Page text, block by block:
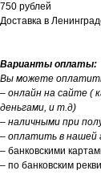
750 рублей
Доставка в
Варианты оплаты:
Вы можете
– онлайн на сайте (
деньгами, и т.д)
– наличными при
– оплатить в нашей
– банковскими
– по банковским